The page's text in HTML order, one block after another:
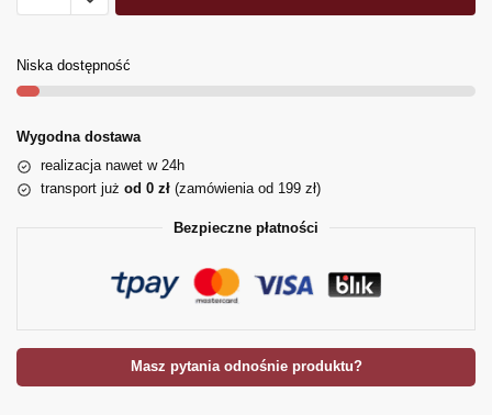
Niska dostępność
Wygodna dostawa
realizacja nawet w 24h
transport już od 0 zł (zamówienia od 199 zł)
Bezpieczne płatności
Masz pytania odnośnie produktu?